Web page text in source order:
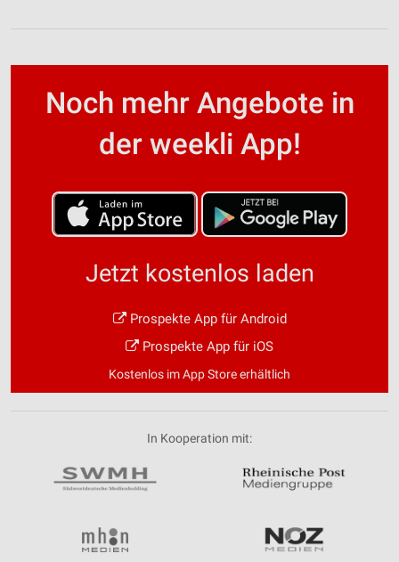
Noch mehr Angebote in
der weekli App!
Jetzt kostenlos laden
Prospekte App für Android
Prospekte App für iOS
Kostenlos im App Store erhältlich
In Kooperation mit: